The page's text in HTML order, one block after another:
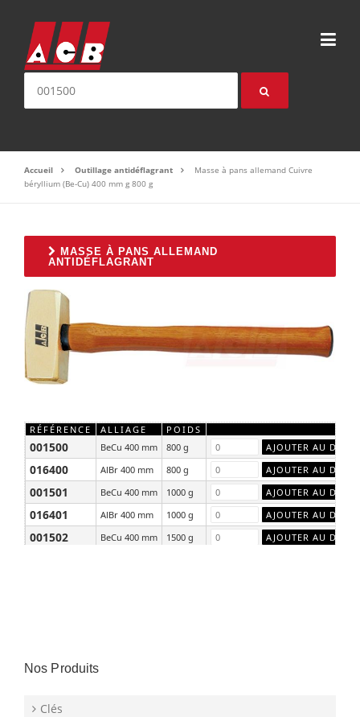
Accueil Outillage antidéflagrant
Masse à pans allemand Cuivre
béryllium (Be-Cu) 400 mm g 800 g
MASSE À PANS ALLEMAND
ANTIDÉFLAGRANT
RÉFÉRENCE ALLIAGE POIDS
001500 BeCu 400 mm 800 g
016400 AlBr 400 mm 800 g
001501 BeCu 400 mm 1000 g
016401 AlBr 400 mm 1000 g
001502 BeCu 400 mm 1500 g
Nos Produits
Clés